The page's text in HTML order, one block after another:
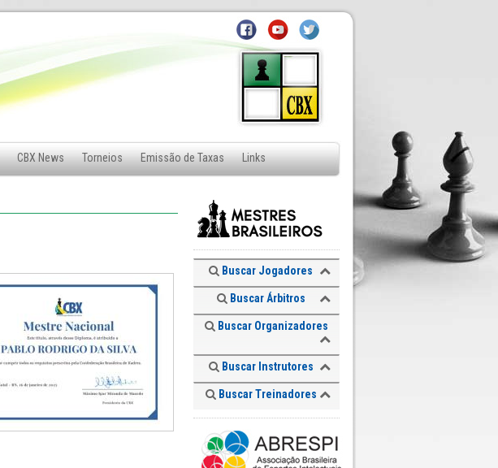
CBX News Torneios Emissão de Taxas Links
Buscar Jogadores
Buscar Árbitros
Buscar Organizadores
Buscar Instrutores
Buscar Treinadores